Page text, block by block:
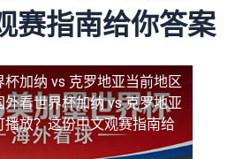
赛指南给你答案
杯加纳 vs 克罗地亚当前地区
外看世界杯加纳 vs 克罗地亚
播放？这份中文观赛指南给